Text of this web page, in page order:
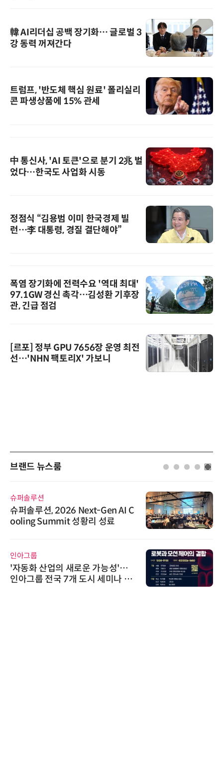
韓 AI리더십 공백 장기화… 글로벌 3
강 동력 꺼져간다
트럼프, '반도체 핵심 원료' 폴리실리
콘 파생상품에 15% 관세
中 통신사, 'AI 토큰'으로 분기 2兆 벌
었다…한국도 사업화 시동
정점식 “김용범 이미 한국경제 빌
런…李 대통령, 경질 결단해야”
폭염 장기화에 전력수요 '역대 최대'
97.1GW 경신 촉각…김성환 기후장
관, 긴급 점검
[르포] 정부 GPU 7656장 운영 최전
선…'NHN 팩토리X' 가보니
브랜드 뉴스룸
슈퍼솔루션
슈퍼솔루션, 2026 Next-Gen AI C
ooling Summit 성황리 성료
인아그룹
'자동화 산업의 새로운 가능성'…
인아그룹 전국 7개 도시 세미나 페